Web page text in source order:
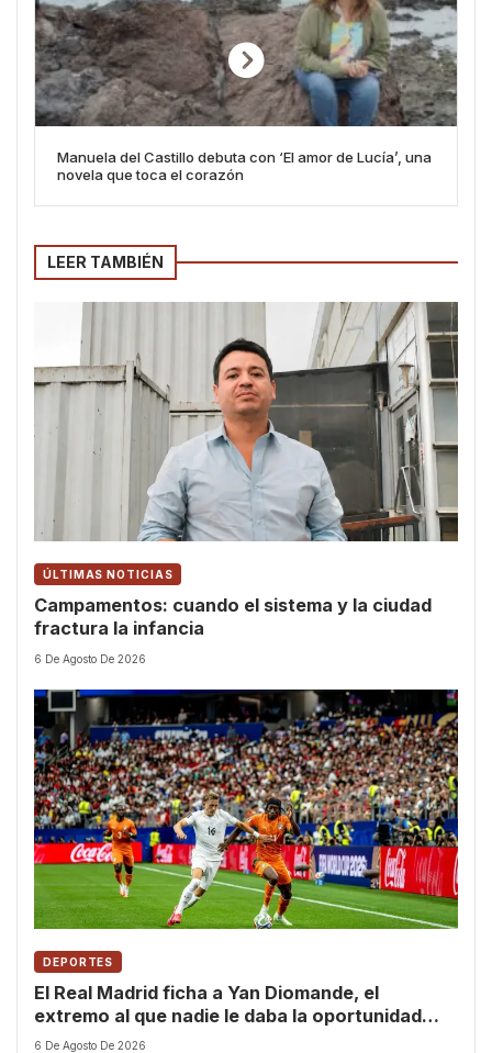
Manuela del Castillo debuta con ‘El amor de Lucía’, una
novela que toca el corazón
LEER TAMBIÉN
ÚLTIMAS NOTICIAS
Campamentos: cuando el sistema y la ciudad
fractura la infancia
6 De Agosto De 2026
DEPORTES
El Real Madrid ficha a Yan Diomande, el
extremo al que nadie le daba la oportunidad
hasta que el Leganés lo rescató con 18 años
6 De Agosto De 2026